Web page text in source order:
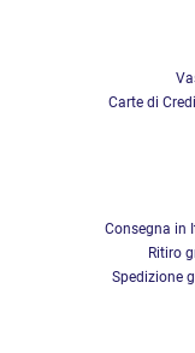
Carte di
Consegna in
Ritiro
Spedizione